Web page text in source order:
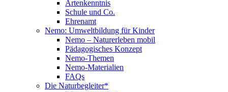
Artenkenntnis
Schule und Co.
Ehrenamt
Nemo: Umweltbildung für Kinder
Nemo – Naturerleben mobil
Pädagogisches Konzept
Nemo-Themen
Nemo-Materialien
FAQs
Die Naturbegleiter*